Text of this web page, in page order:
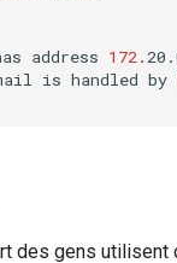
address 172
is handled by
des gens